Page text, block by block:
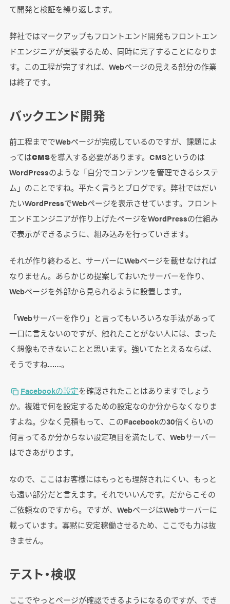
て開発と検証を繰り返します。
弊社ではマークアップもフロントエンド開発もフロントエン
ドエンジニアが実装するため、同時に完了することになりま
す。この工程が完了すれば、Webページの見える部分の作業
は終了です。
バックエンド開発
前工程まででWebページが完成しているのですが、課題によ
ってはCMSを導入する必要があります。CMSというのは
WordPressのような「自分でコンテンツを管理できるシステ
ム」のことですね。平たく言うとブログです。弊社ではだい
たいWordPressでWebページを表示させています。フロント
エンドエンジニアが作り上げたページをWordPressの仕組み
で表示ができるように、組み込みを行っていきます。
それが作り終わると、サーバーにWebページを載せなければ
なりません。あらかじめ提案しておいたサーバーを作り、
Webページを外部から見られるように設置します。
「Webサーバーを作り」と言ってもいろいろな手法があって
一口に言えないのですが、触れたことがない人には、まった
く想像もできないことと思います。強いてたとえるならば、
そうですね……。
Facebookの設定を確認されたことはありますでしょう
か。複雑で何を設定するための設定なのか分からなくなりま
すよね。少なく見積もって、このFacebookの30倍くらいの
何言ってるか分からない設定項目を満たして、Webサーバー
はできあがります。
なので、ここはお客様にはもっとも理解されにくい、もっと
も遠い部分だと言えます。それでいいんです。だからこその
ご依頼なのですから。ですが、WebページはWebサーバーに
載っています。寡黙に安定稼働させるため、ここでも力は抜
きません。
テスト・検収
ここでやっとページが確認できるようになるのですが、でき